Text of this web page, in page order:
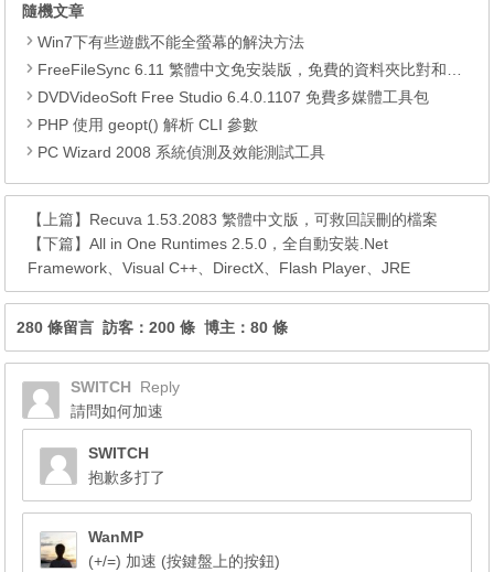
隨機文章
Win7下有些遊戲不能全螢幕的解決方法
FreeFileSync 6.11 繁體中文免安裝版，免費的資料夾比對和同步工具
DVDVideoSoft Free Studio 6.4.0.1107 免費多媒體工具包
PHP 使用 geopt() 解析 CLI 參數
PC Wizard 2008 系統偵測及效能測試工具
【上篇】 Recuva 1.53.2083 繁體中文版，可救回誤刪的檔案
【下篇】All in One Runtimes 2.5.0，全自動安裝.Net
Framework、Visual C++、DirectX、Flash Player、JRE
280 條留言 訪客：200 條 博主：80 條
SWITCH
Reply
請問如何加速
SWITCH
抱歉多打了
WanMP
(+/=) 加速 (按鍵盤上的按鈕)